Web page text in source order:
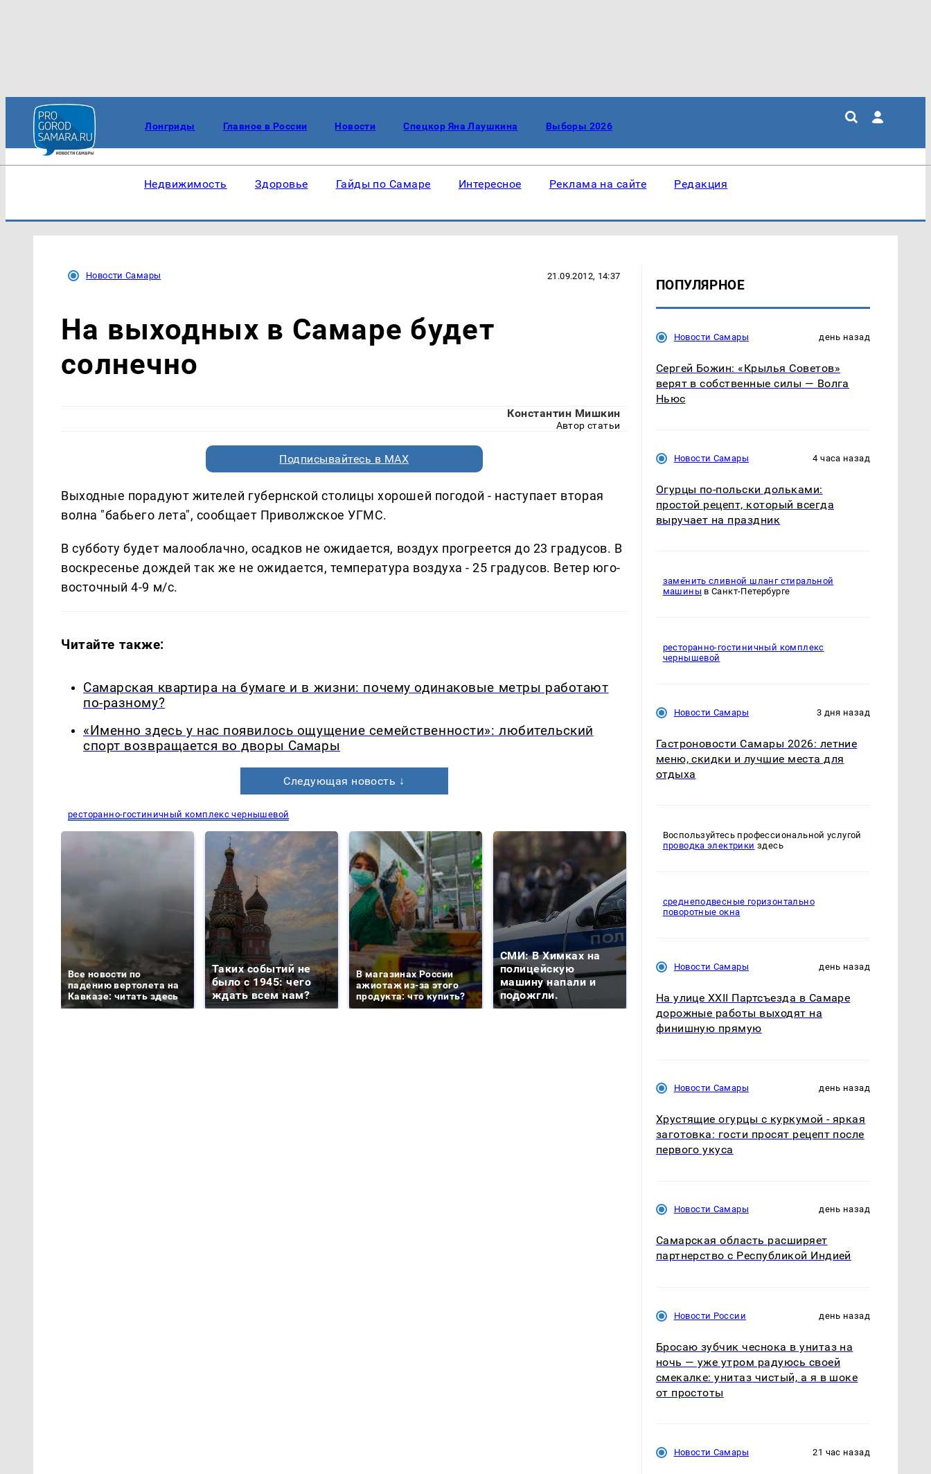
Лонгриды Главное в России Новости Спецкор Яна Лаушкина Выборы 2026
Недвижимость Здоровье Гайды по Самаре Интересное Реклама на сайте Редакция
Новости Самары 21.09.2012, 14:37
На выходных в Самаре будет
солнечно
Константин Мишкин
Автор статьи
Подписывайтесь в MAX
Выходные порадуют жителей губернской столицы хорошей погодой - наступает вторая
волна "бабьего лета", сообщает Приволжское УГМС.
В субботу будет малооблачно, осадков не ожидается, воздух прогреется до 23 градусов. В
воскресенье дождей так же не ожидается, температура воздуха - 25 градусов. Ветер юго-
восточный 4-9 м/с.
Читайте также:
Самарская квартира на бумаге и в жизни: почему одинаковые метры работают
по-разному?
«Именно здесь у нас появилось ощущение семейственности»: любительский
спорт возвращается во дворы Самары
Следующая новость ↓
ресторанно-гостиничный комплекс чернышевой
Все новости по
падению вертолета на
Кавказе: читать здесь
Таких событий не
было с 1945: чего
ждать всем нам?
В магазинах России
ажиотаж из-за этого
продукта: что купить?
СМИ: В Химках на
полицейскую
машину напали и
подожгли.
Где будет встреча
России: Европа?
Такую зиму в России
так?!
ПОПУЛЯРНОЕ
Новости Самары день назад
Сергей Божин: «Крылья Советов»
верят в собственные силы — Волга
Ньюс
Новости Самары 4 часа назад
Огурцы по‑польски дольками:
простой рецепт, который всегда
выручает на праздник
заменить сливной шланг стиральной
машины в Санкт-Петербурге
ресторанно-гостиничный комплекс
чернышевой
Новости Самары 3 дня назад
Гастроновости Самары 2026: летние
меню, скидки и лучшие места для
отдыха
Воспользуйтесь профессиональной услугой
проводка электрики здесь
среднеподвесные горизонтально
поворотные окна
Новости Самары день назад
На улице XXII Партсъезда в Самаре
дорожные работы выходят на
финишную прямую
Новости Самары день назад
Хрустящие огурцы с куркумой - яркая
заготовка: гости просят рецепт после
первого укуса
Новости Самары день назад
Самарская область расширяет
партнерство с Республикой Индией
Новости России день назад
Бросаю зубчик чеснока в унитаз на
ночь — уже утром радуюсь своей
смекалке: унитаз чистый, а я в шоке
от простоты
Новости Самары 21 час назад